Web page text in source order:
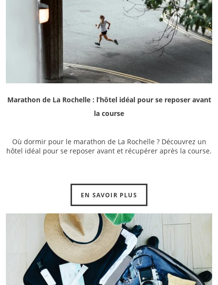
Marathon de La Rochelle : l’hôtel idéal pour se reposer avant
la course
Où dormir pour le marathon de La Rochelle ? Découvrez un
hôtel idéal pour se reposer avant et récupérer après la course.
EN SAVOIR PLUS